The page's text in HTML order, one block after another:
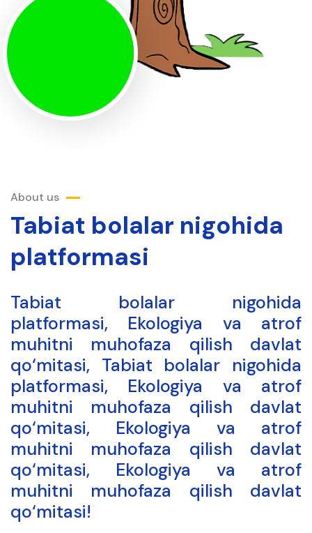
About us
Tabiat bolalar nigohida
platformasi
Tabiat bolalar nigohida
platformasi, Ekologiya va atrof
muhitni muhofaza qilish davlat
qo‘mitasi, Tabiat bolalar nigohida
platformasi, Ekologiya va atrof
muhitni muhofaza qilish davlat
qo‘mitasi, Ekologiya va atrof
muhitni muhofaza qilish davlat
qo‘mitasi, Ekologiya va atrof
muhitni muhofaza qilish davlat
qo‘mitasi!